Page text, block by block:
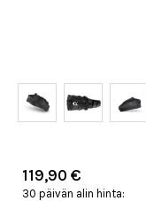
119,90 €
30 päivän alin hinta: